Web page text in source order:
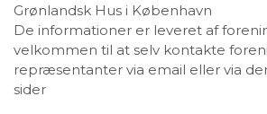
Grønlandsk Hus i København
De informationer er leveret af
velkommen til at selv kontakte
repræsentanter via email eller via
sider